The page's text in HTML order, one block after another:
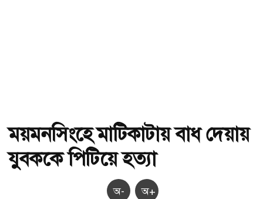
ময়মনসিংহে মাটিকাটায় বাধ দেয়ায়
যুবককে পিটিয়ে হত্যা
অ- অ+